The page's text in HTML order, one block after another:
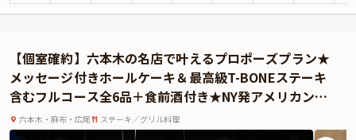
さらに、ご希望に応じてメッセージ入りのデザートプレートやホールケーキに
よるサプライズ演出も承っており、感動のひとときをより一層印象深く彩りま
す。
店内は、落ち着いた気品が漂う「メゾン」エリアと、肩ひじ張らずに過ごせる
「ラウンジ」エリアに分かれており、いずれもゆったりとしたテーブル席で、
【個室確約】六本木の名店で叶えるプロポーズプラン★
メッセージ付きホールケーキ＆最高級T-BONEステーキ
含むフルコース全6品＋食前酒付き★NY発アメリカンス
テーキハウス
六本木・麻布・広尾 ステーキ／グリル料理